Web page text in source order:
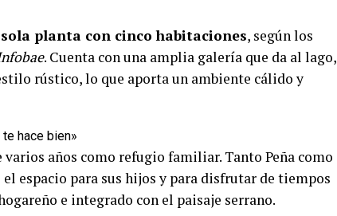
planta con cinco habitaciones, según los
. Cuenta con una amplia galería que da al lago,
rústico, lo que aporta un ambiente cálido y
hace bien»
años como refugio familiar. Tanto Peña como
el espacio para sus hijos y para disfrutar de tiempos
e integrado con el paisaje serrano.